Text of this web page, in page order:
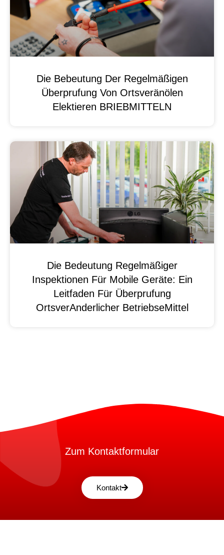
Die Bebeutung Der Regelmäßigen
Überprufung Von Ortsveränölen
Elektieren BRIEBMITTELN
Die Bedeutung Regelmäßiger
Inspektionen Für Mobile Geräte: Ein
Leitfaden Für Überprufung
OrtsverAnderlicher BetriebseMittel
Zum Kontaktformular
Kontakt